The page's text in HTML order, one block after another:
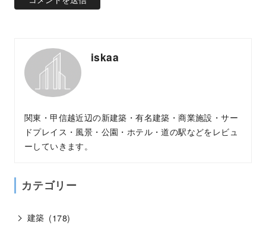
iskaa
関東・甲信越近辺の新建築・有名建築・商業施設・サー
ドプレイス・風景・公園・ホテル・道の駅などをレビュ
ーしていきます。
カテゴリー
建築 (178)